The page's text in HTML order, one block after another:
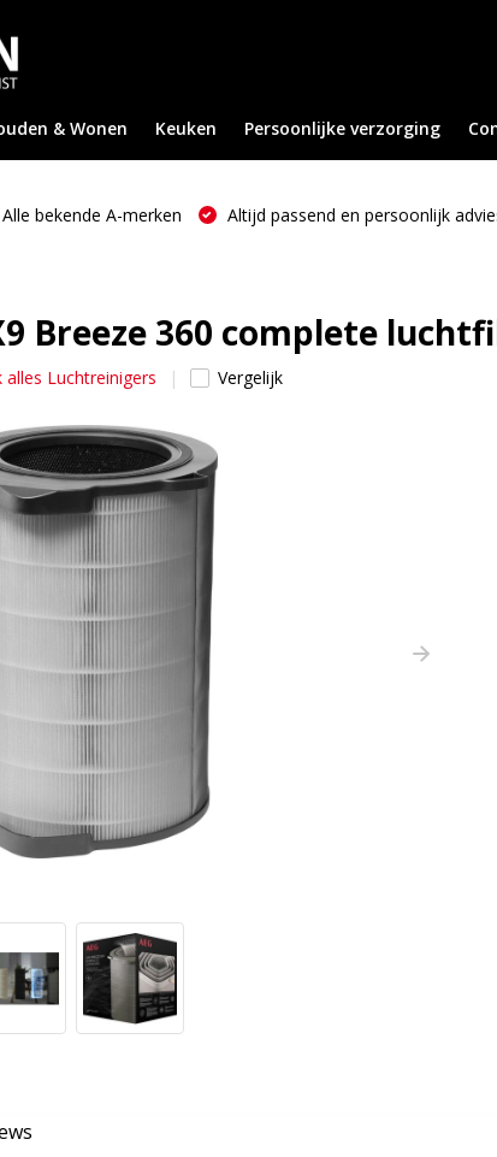
& Wonen Keuken Persoonlijke verzorging
Alle bekende A-merken Altijd passend en persoonlijk
Breeze 360 complete
alles Luchtreinigers Vergelijk